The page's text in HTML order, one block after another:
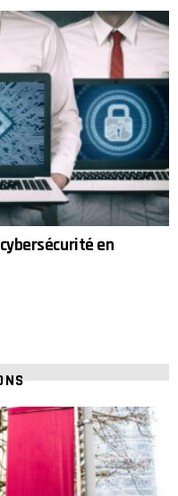
en